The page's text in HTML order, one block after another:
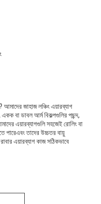
আমাদের জাহাজ লঞ্চিং এয়ারব্যাগ
বা ডাবল আর্ম বিকল্পগুলির পছন্দ,
এয়ারব্যাগগুলি সহজেই রোলিং বা
পারেএবং তাদের উচ্চতর বায়ু
এয়ারব্যাগ কাজ সঠিকভাবে